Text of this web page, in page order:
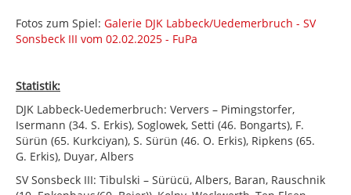
Fotos zum Spiel: Galerie DJK Labbeck/Uedemerbruch - SV
Sonsbeck III vom 02.02.2025 - FuPa
Statistik:
DJK Labbeck-Uedemerbruch: Ververs – Pimingstorfer,
Isermann (34. S. Erkis), Soglowek, Setti (46. Bongarts), F.
Sürün (65. Kurkciyan), S. Sürün (46. O. Erkis), Ripkens (65.
G. Erkis), Duyar, Albers
SV Sonsbeck III: Tibulski – Sürücü, Albers, Baran, Rauschnik